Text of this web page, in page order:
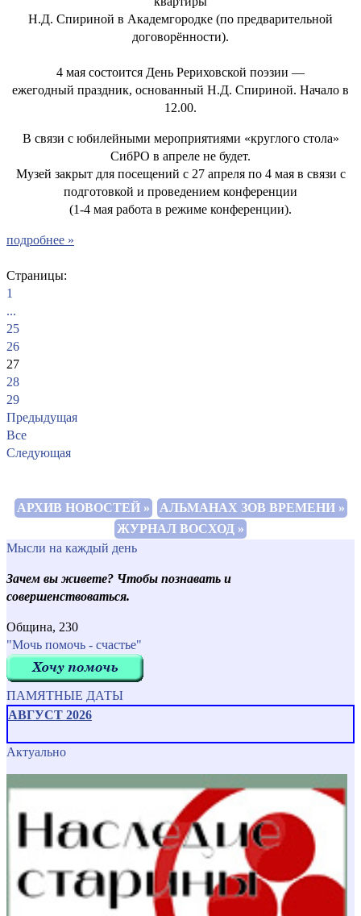
Н.Д. Спириной в Академгородке (по предварительной
договорённости).
4 мая состоится День Рериховской поэзии —
ежегодный праздник, основанный Н.Д. Спириной. Начало в
12.00.
В связи с юбилейными мероприятиями «круглого стола»
СибРО в апреле не будет.
Музей закрыт для посещений с 27 апреля по 4 мая в связи с
подготовкой и проведением конференции
(1-4 мая работа в режиме конференции).
подробнее »
Страницы:
1
...
25
26
27
28
29
Предыдущая
Все
Следующая
АРХИВ НОВОСТЕЙ »
АЛЬМАНАХ ЗОВ ВРЕМЕНИ »
ЖУРНАЛ ВОСХОД »
Мысли на каждый день
Зачем вы живете? Чтобы познавать и
совершенствоваться.
Община, 230
"Мочь помочь - счастье"
ПАМЯТНЫЕ ДАТЫ
АВГУСТ 2026
Актуально